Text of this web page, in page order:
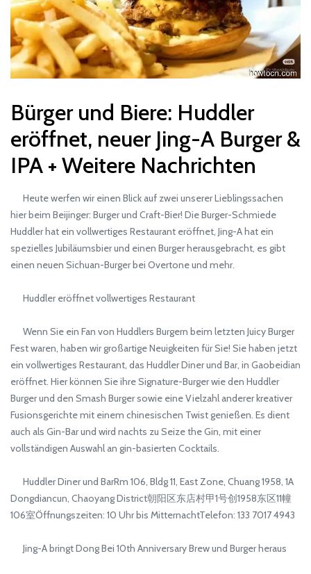
Bürger und Biere: Huddler
eröffnet, neuer Jing-A Burger &
IPA + Weitere Nachrichten
Heute werfen wir einen Blick auf zwei unserer Lieblingssachen
hier beim Beijinger: Burger und Craft-Bier! Die Burger-Schmiede
Huddler hat ein vollwertiges Restaurant eröffnet, Jing-A hat ein
spezielles Jubiläumsbier und einen Burger herausgebracht, es gibt
einen neuen Sichuan-Burger bei Overtone und mehr.
Huddler eröffnet vollwertiges Restaurant
Wenn Sie ein Fan von Huddlers Burgern beim letzten Juicy Burger
Fest waren, haben wir großartige Neuigkeiten für Sie! Sie haben jetzt
ein vollwertiges Restaurant, das Huddler Diner und Bar, in Gaobeidian
eröffnet. Hier können Sie ihre Signature-Burger wie den Huddler
Burger und den Smash Burger sowie eine Vielzahl anderer kreativer
Fusionsgerichte mit einem chinesischen Twist genießen. Es dient
auch als Gin-Bar und wird nachts zu Seize the Gin, mit einer
vollständigen Auswahl an gin-basierten Cocktails.
Huddler Diner und BarRm 106, Bldg 11, East Zone, Chuang 1958, 1A
Dongdiancun, Chaoyang District朝阳区东店村甲1号创1958东区11幢
106室Öffnungszeiten: 10 Uhr bis MitternachtTelefon: 133 7017 4943
Jing-A bringt Dong Bei 10th Anniversary Brew und Burger heraus